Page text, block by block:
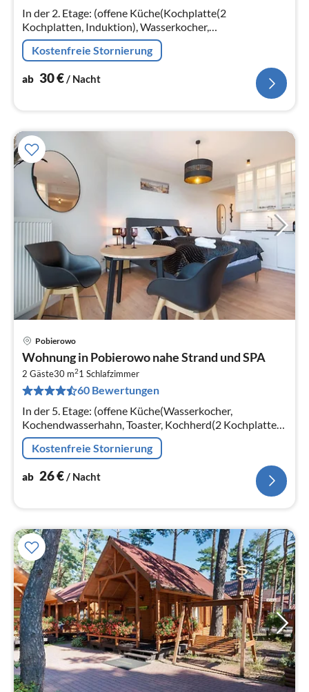
In der 2. Etage: (offene Küche(Kochplatte(2
Kochplatten, Induktion), Wasserkocher,
Kaffeemaschine, Mikrowelle,
Kühl-/Gefrierkombination)
Kostenfreie Stornierung
ab 30€/ Nacht
Pobierowo
Wohnung in Pobierowo nahe Strand und SPA
2 Gäste30 m21 Schlafzimmer
60 Bewertungen
In der 5. Etage: (offene Küche(Wasserkocher,
Kochendwasserhahn, Toaster, Kochherd(2 Kochplatten,
elektrisch), Espressomaschine, Spülmaschine,
Kühl-/Gefrierkombination)
Kostenfreie Stornierung
ab 26€ / Nacht